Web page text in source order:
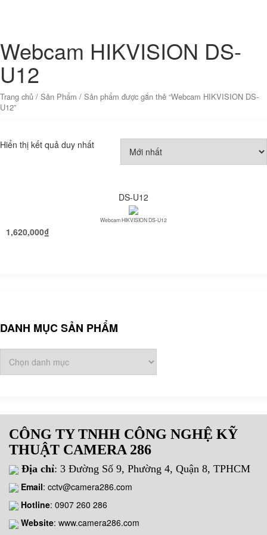
Webcam HIKVISION DS-
U12
Trang chủ / Sản Phẩm / Sản phẩm được gắn thẻ “Webcam HIKVISION DS-
U12”
Hiển thị kết quả duy nhất
DS-U12
Webcam HIKVISION DS-U12
1,620,000₫
DANH MỤC SẢN PHẨM
CÔNG TY TNHH CÔNG NGHỆ KỸ
THUẬT CAMERA 286
Địa chỉ: 3 Đường Số 9, Phường 4, Quận 8, TPHCM
Email: cctv@camera286.com
Hotline: 0907 260 286
Website: www.camera286.com